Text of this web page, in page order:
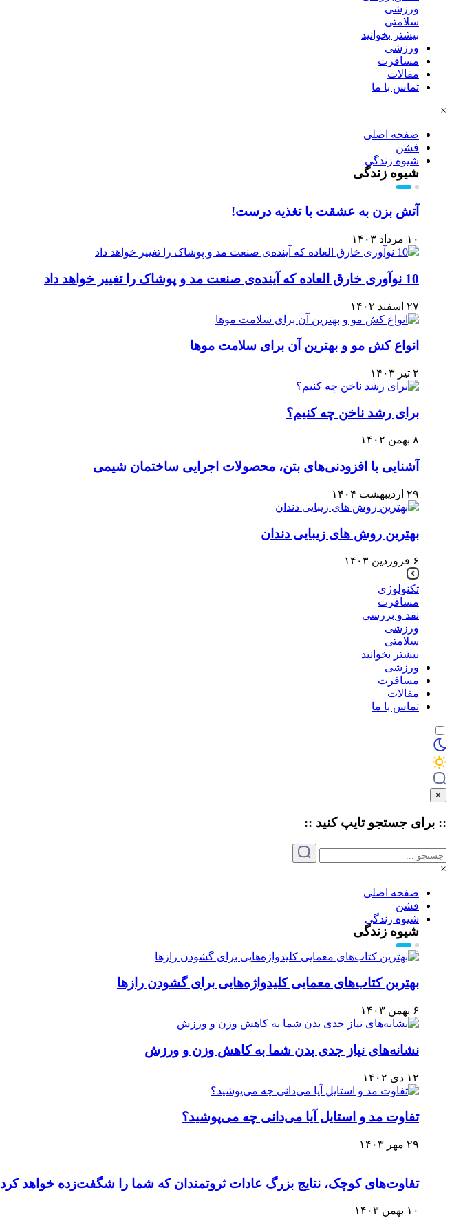
ورزشی
سلامتی
بیشتر بخوانید
ورزشی
مسافرت
مقالات
تماس با ما
×
صفحه اصلی
فشن
شیوه زندگی
شیوه زندگی
آتش بزن به عشقت با تغذیه درست!
۱۰ مرداد ۱۴۰۳
10 نوآوری خارق العاده که آینده‌ی صنعت مد و پوشاک را تغییر خواهد داد
۲۷ اسفند ۱۴۰۲
انواع کش مو و بهترین آن برای سلامت موها
۲ تیر ۱۴۰۳
برای رشد ناخن چه کنیم؟
۸ بهمن ۱۴۰۲
آشنایی با افزودنی‌های بتن، محصولات اجرایی ساختمان شیمی
۲۹ اردیبهشت ۱۴۰۴
بهترین روش های زیبایی دندان
۶ فروردین ۱۴۰۳
تکنولوژی
مسافرت
نقد و بررسی
ورزشی
سلامتی
بیشتر بخوانید
ورزشی
مسافرت
مقالات
تماس با ما
×
:: برای جستجو تایپکنید ::
×
صفحه اصلی
فشن
شیوه زندگی
شیوه زندگی
بهترین کتاب‌های معمایی کلیدواژه‌هایی برای گشودن رازها
۶ بهمن ۱۴۰۳
نشانه‌های نیاز جدی بدن شما به کاهش وزن و ورزش
۱۲ دی ۱۴۰۲
تفاوت مد و استایل آیا می‌دانی چه می‌پوشید؟
۲۹ مهر ۱۴۰۳
تفاوت‌های کوچک، نتایج بزرگ عادات ثروتمندان که شما را شگفت‌زده خواهد کرد
۱۰ بهمن ۱۴۰۳